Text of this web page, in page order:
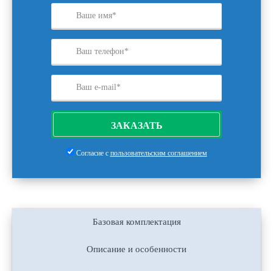
ЗАКАЗАТЬ
Согласие с пользовательским соглашением
Базовая комплектация
Описание и особенности